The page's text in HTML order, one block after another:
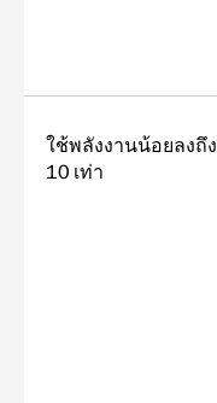
ใช้พลังงานน้อยลงถึง
10 เท่า